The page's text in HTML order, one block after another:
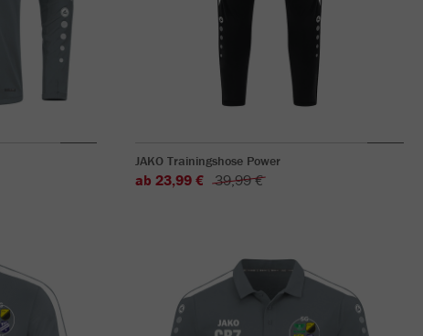
JAKO Trainingshose Power
ab 23,99 € 39,99 €